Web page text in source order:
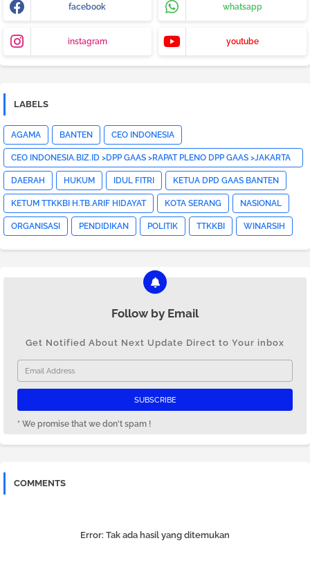
facebook whatsapp
instagram youtube
LABELS
AGAMA BANTEN CEO INDONESIA
CEO INDONESIA.BIZ.ID >DPP GAAS >RAPAT PLENO DPP GAAS >JAKARTA
PUSAT>HOTNEWS>
DAERAH HUKUM IDUL FITRI KETUA DPD GAAS BANTEN
KETUM TTKKBI H.TB.ARIF HIDAYAT KOTA SERANG NASIONAL
ORGANISASI PENDIDIKAN POLITIK TTKKBI WINARSIH
Follow by Email
Get Notified About Next Update Direct to Your inbox
* We promise that we don't spam !
COMMENTS
Error: Tak ada hasil yang ditemukan